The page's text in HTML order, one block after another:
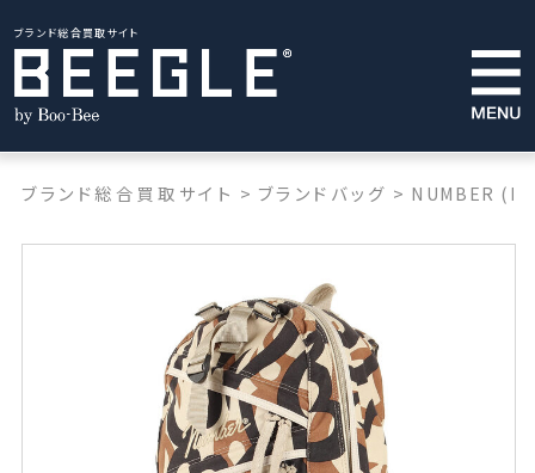
ブランド総合買取サイト
ブランド総合買取サイト > ブランドバッグ > NUMBER